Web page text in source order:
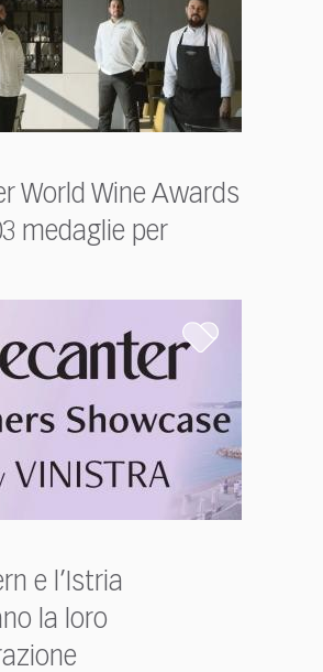
World Wine Awards
medaglie per
e l’Istria
la loro